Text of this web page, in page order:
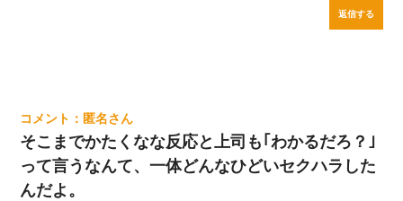
返信する
匿名
そこまでかたくなな反応と上司も｢わかるだろ？｣
って言うなんて、一体どんなひどいセクハラした
んだよ。